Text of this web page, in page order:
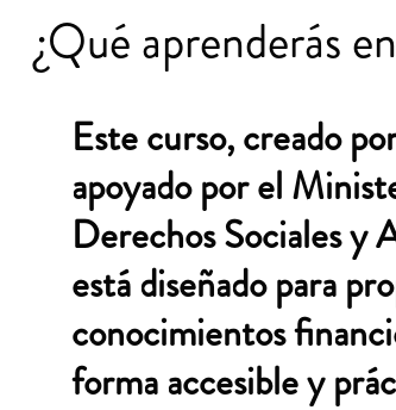
¿Qué aprenderás
Este curso, creado
apoyado por el
Derechos Sociales y
está diseñado para
conocimientos
forma accesible y